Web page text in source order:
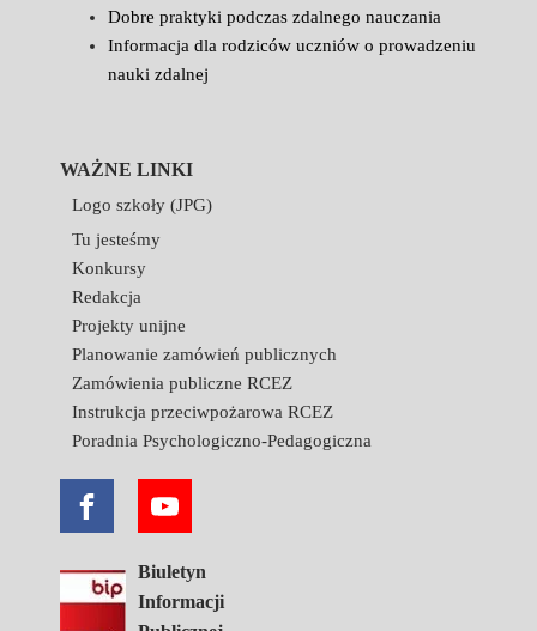
Dobre praktyki podczas zdalnego nauczania
Informacja dla rodziców uczniów o prowadzeniu
nauki zdalnej
WAŻNE LINKI
Logo szkoły (JPG)
Tu jesteśmy
Konkursy
Redakcja
Projekty unijne
Planowanie zamówień publicznych
Zamówienia publiczne RCEZ
Instrukcja przeciwpożarowa RCEZ
Poradnia Psychologiczno-Pedagogiczna
Biuletyn
Informacji